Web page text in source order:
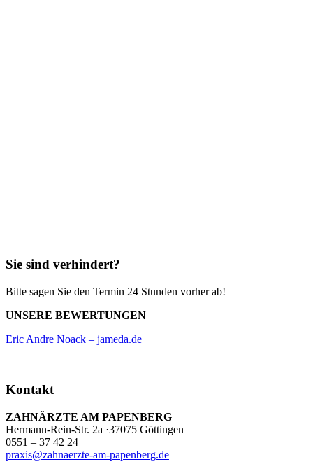
Sie sind verhindert?
Bitte sagen Sie den Termin 24 Stunden vorher ab!
UNSERE BEWERTUNGEN
Eric Andre Noack – jameda.de
Kontakt
ZAHNÄRZTE AM PAPENBERG
Hermann-Rein-Str. 2a ·37075 Göttingen
0551 – 37 42 24
praxis@zahnaerzte-am-papenberg.de